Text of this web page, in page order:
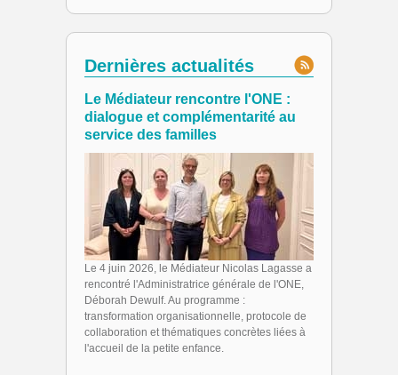
Dernières actualités
Le Médiateur rencontre l'ONE :
dialogue et complémentarité au
service des familles
Le 4 juin 2026, le Médiateur Nicolas Lagasse a
rencontré l'Administratrice générale de l'ONE,
Déborah Dewulf. Au programme :
transformation organisationnelle, protocole de
collaboration et thématiques concrètes liées à
l'accueil de la petite enfance.